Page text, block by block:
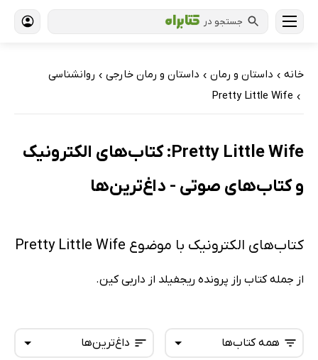
جستجو در
خانه › داستان و رمان › داستان و رمان خارجی › روانشناسی
›
Pretty Little Wife
Pretty Little Wife: کتاب‌های الکترونیک
و کتاب‌های صوتی - داغ‌ترین‌ها
کتاب‌های الکترونیک با موضوع Pretty Little Wife
از جمله کتاب راز پرونده ریجفیلد از داربی کین.
داغ‌ترین‌ها همه کتاب‌ها